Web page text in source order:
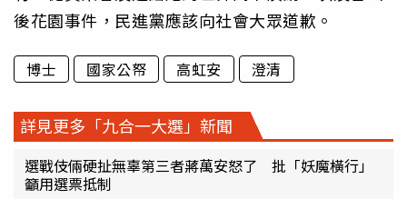
後花園事件，民進黨應該向社會大眾道歉。
博士 國家公帑 高虹安 澄清
詳見更多「九合一大選」新聞
選戰伎倆硬扯無辜第三者蔣萬安怒了 批「妖魔橫行」
籲用選票抵制